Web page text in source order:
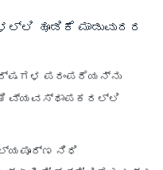
ಹೂಡಿಕೆ ಮಾಡುವುದರ
ಪರಂಪರೆಯನ್ನು
ವ್ಯವಸ್ಥಾಪಕರಲ್ಲಿ
ನಿಧಿ